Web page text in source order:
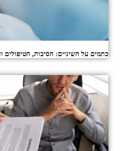
כתמים על השיניים: הסיבות, הטיפולים